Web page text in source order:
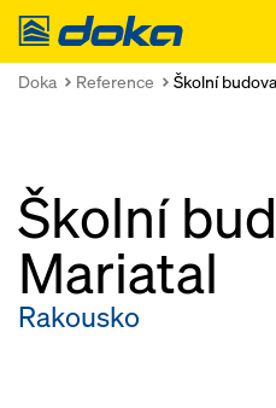
Doka
Doka Reference Školní
Školní
Mariatal
Rakousko